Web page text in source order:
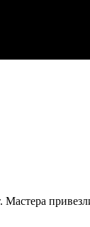
Мастера